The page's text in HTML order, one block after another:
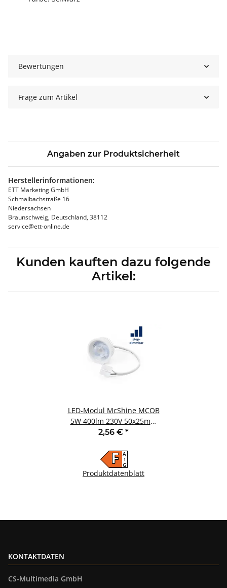
Bewertungen
Frage zum Artikel
Angaben zur Produktsicherheit
Herstellerinformationen:
ETT Marketing GmbH
Schmalbachstraße 16
Niedersachsen
Braunschweig, Deutschland, 38112
service@ett-online.de
Kunden kauften dazu folgende
Artikel:
LED-Modul McShine MCOB
5W 400lm 230V 50x25mm
neutralweiß step-dimmbar
2,56 € *
F A
↑
G
Produktdatenblatt
KONTAKTDATEN
CS-Multimedia GmbH